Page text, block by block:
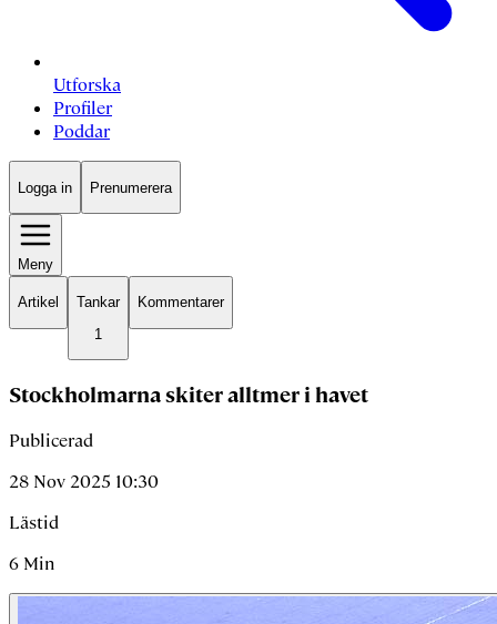
Utforska
Profiler
Poddar
Logga in Prenumerera
Meny
Artikel
Tankar
1
Kommentarer
Stockholmarna skiter alltmer i havet
Publicerad
28 Nov 2025 10:30
Lästid
6 Min